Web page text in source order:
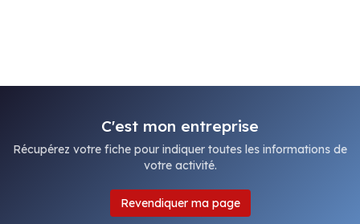
C'est mon entreprise
Récupérez votre fiche pour indiquer toutes les informations de
votre activité.
Revendiquer ma page